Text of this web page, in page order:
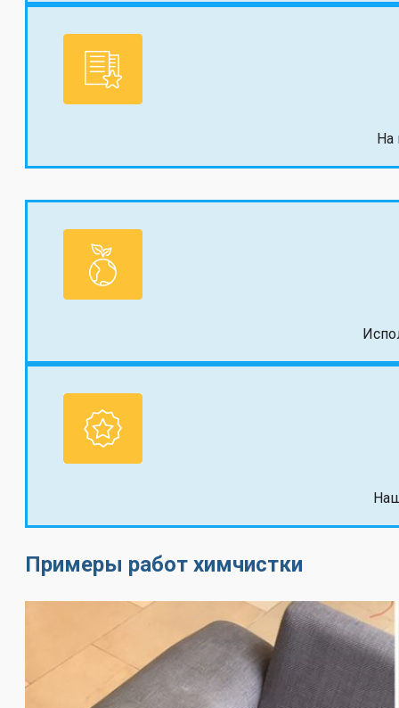
На
Примеры работ химчистки